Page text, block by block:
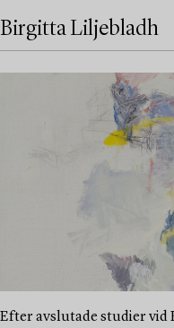
Birgitta Liljebladh
Efter avslutade studier vid